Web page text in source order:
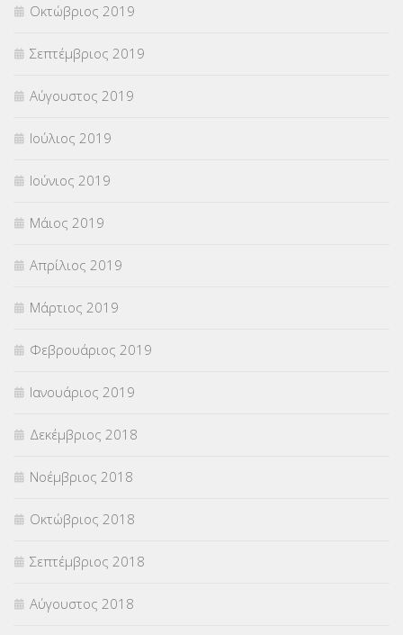
Οκτώβριος 2019
Σεπτέμβριος 2019
Αύγουστος 2019
Ιούλιος 2019
Ιούνιος 2019
Μάιος 2019
Απρίλιος 2019
Μάρτιος 2019
Φεβρουάριος 2019
Ιανουάριος 2019
Δεκέμβριος 2018
Νοέμβριος 2018
Οκτώβριος 2018
Σεπτέμβριος 2018
Αύγουστος 2018